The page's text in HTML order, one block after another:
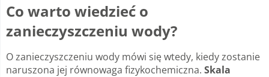
Co warto wiedzieć o
zanieczyszczeniu wody?
O zanieczyszczeniu wody mówi się wtedy, kiedy zostanie
naruszona jej równowaga fizykochemiczna. Skala